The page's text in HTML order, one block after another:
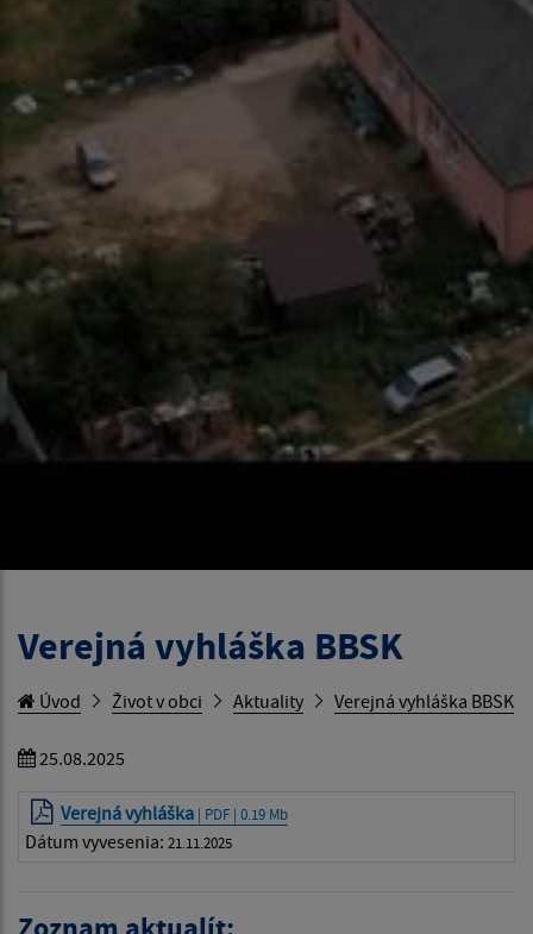
Verejná vyhláška BBSK
Úvod Život v obci Aktuality Verejná vyhláška BBSK
25.08.2025
Verejná vyhláška | PDF | 0.19 Mb
Dátum vyvesenia: 21.11.2025